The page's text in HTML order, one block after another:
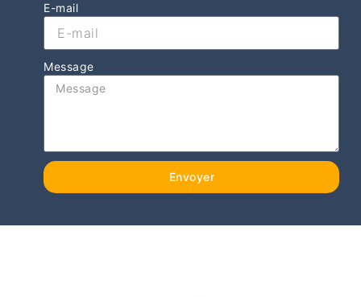
E-mail
Message
Envoyer